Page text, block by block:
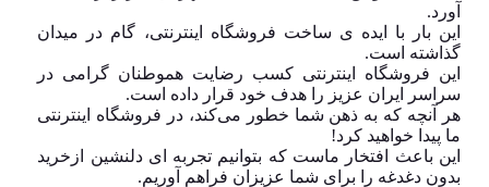
آورد.
این بار با ایده ی ساخت فروشگاه اینترنتی، گام در میدان
گذاشته است.
این فروشگاه اینترنتی کسب رضایت هموطنان گرامی در
سراسر ایران عزیز را هدف خود قرار داده است.
هر آنچه که به ذهن شما خطور می‌کند، در فروشگاه اینترنتی
ما پیدا خواهید کرد!
این باعث افتخار ماست که بتوانیم تجربه ای دلنشین ازخرید
بدون دغدغه را برای شما عزیزان فراهم آوریم.